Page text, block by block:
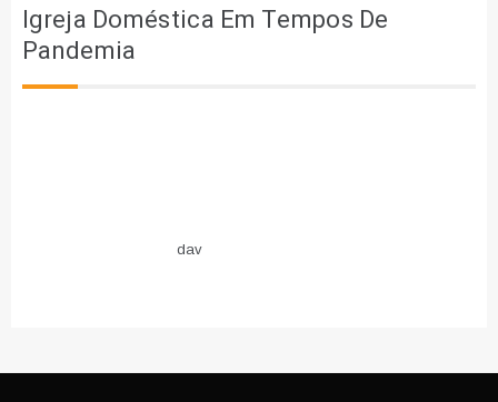
Igreja Doméstica Em Tempos De
Pandemia
dav